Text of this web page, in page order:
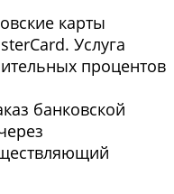
карты
Услуга
процентов
банковской